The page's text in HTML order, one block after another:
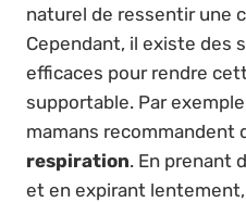
naturel de ressentir une
Cependant, il existe des
efficaces pour rendre
supportable. Par
mamans recommandent
respiration. En prenant
et en expirant